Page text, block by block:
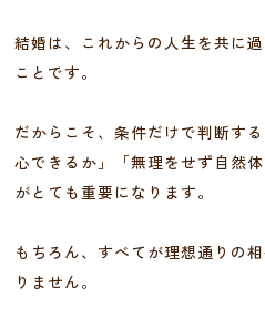
結婚は、これからの人生を共に
ことです。
だからこそ、条件だけで判断す
心できるか」「無理をせず自然
がとても重要になります。
もちろん、すべてが理想通りの
りません。